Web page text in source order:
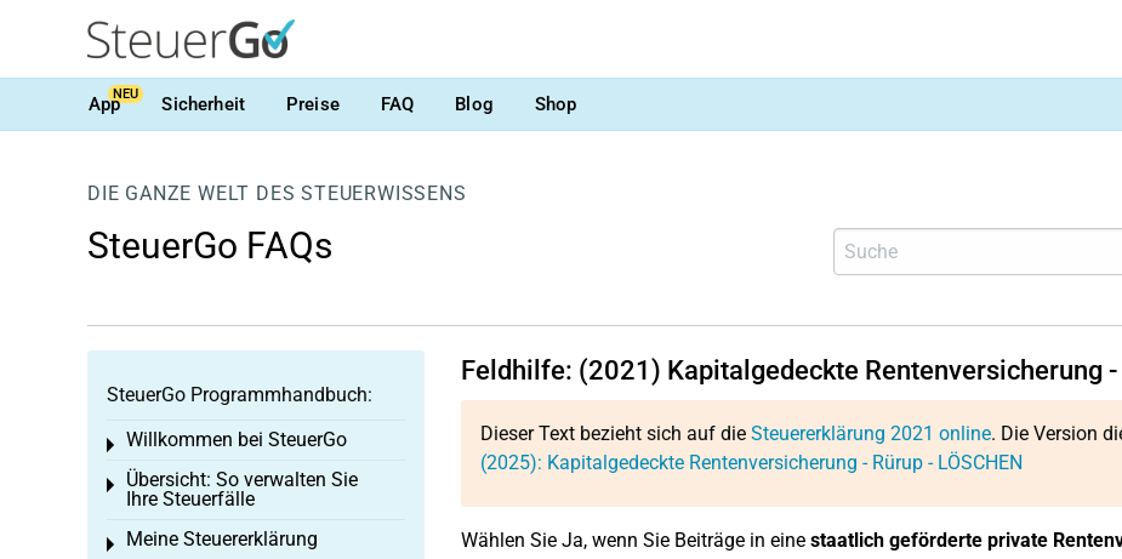
AppNEU Sicherheit Preise FAQ Blog Shop
DIE GANZE WELT DES STEUERWISSENS
SteuerGo FAQs
Feldhilfe: (2021) Kapitalgedeckte Rentenversicherung -
Dieser Text bezieht sich auf die Steuererklärung 2021 online. Die Version
(2025): Kapitalgedeckte Rentenversicherung - Rürup - LÖSCHEN
Wählen Sie Ja, wenn Sie Beiträge in eine staatlich geförderte private
SteuerGo Programmhandbuch:
Willkommen bei SteuerGo
Toggle menu
Übersicht: So verwalten Sie
Ihre Steuerfälle
Toggle menu
Meine Steuererklärung
Toggle menu